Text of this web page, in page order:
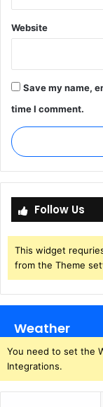
Website
Save my name,
time I comment.
Follow Us
This widget
from the Theme
Weather
You need to set the
Integrations.